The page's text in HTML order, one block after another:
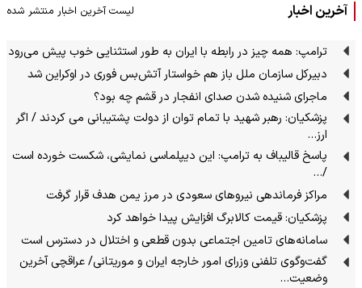
آخرین اخبار لیست آخرین اخبار منتشر شده
ترامپ: همه چیز در رابطه با ایران به طور استثنایی خوب پیش می‌رود
دبیرکل سازمان ملل باز هم خواستار آتش‌بس فوری در اوکراین شد
ماجرای شنیده شدن صدای انفجار در قشم چه بود؟
پزشکیان: رهبر شهید با تمام توان از دولت پشتیبانی می کردند / اگر
ارز…
پاسخ قالیباف به ترامپ: این دیپلماسی نمایشی، شکست خورده است
/…
مراکز فرماندهی نیروهای سعودی در مرز یمن هدف قرار گرفت
پزشکیان: قیمت کالابرگ افزایش پیدا خواهد کرد
سامانه‌های تامین اجتماعی بدون قطعی و اختلال در دسترس است
گفت‌وگوی تلفنی وزرای امور خارجه ایران و موریتانی/ عراقچی آخرین
وضعیت…